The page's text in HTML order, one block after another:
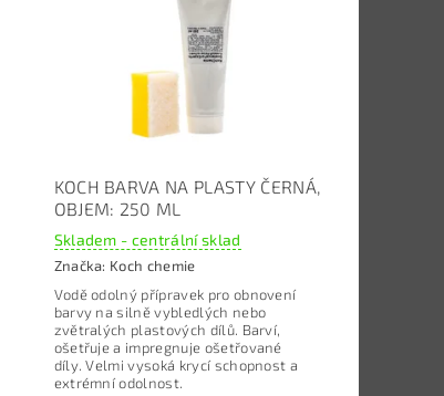
KOCH BARVA NA PLASTY ČERNÁ,
OBJEM: 250 ML
Skladem - centrální sklad
Značka: Koch chemie
Vodě odolný přípravek pro obnovení
barvy na silně vybledlých nebo
zvětralých plastových dílů. Barví,
ošetřuje a impregnuje ošetřované
díly. Velmi vysoká krycí schopnost a
extrémní odolnost.